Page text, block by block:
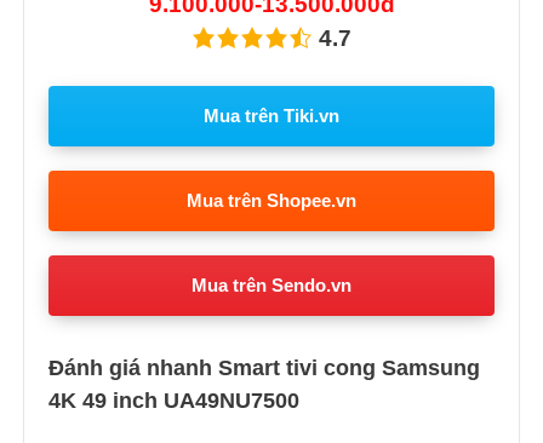
4.7
Mua trên Tiki.vn
Mua trên Shopee.vn
Mua trên Sendo.vn
Đánh giá nhanh Smart tivi cong Samsung
4K 49 inch UA49NU7500